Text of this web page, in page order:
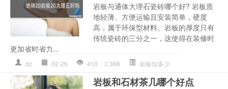
岩板与通体大理石瓷砖哪个好? 岩板质
地轻薄、方便运输且安装简单，硬度
高，属于环保型材料。岩板的厚度只有
传统瓷砖的三分之一，这使得在装修时
更加省时省力...
dz 02-26 410 388 岩板知多少
岩板和石材茶几哪个好点